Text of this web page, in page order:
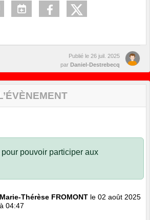
Publié le 26 juil. 2025
par Daniel-Destrebecq
pour pouvoir participer aux
Marie-Thérèse FROMONT le 02 août 2025
à 04:47